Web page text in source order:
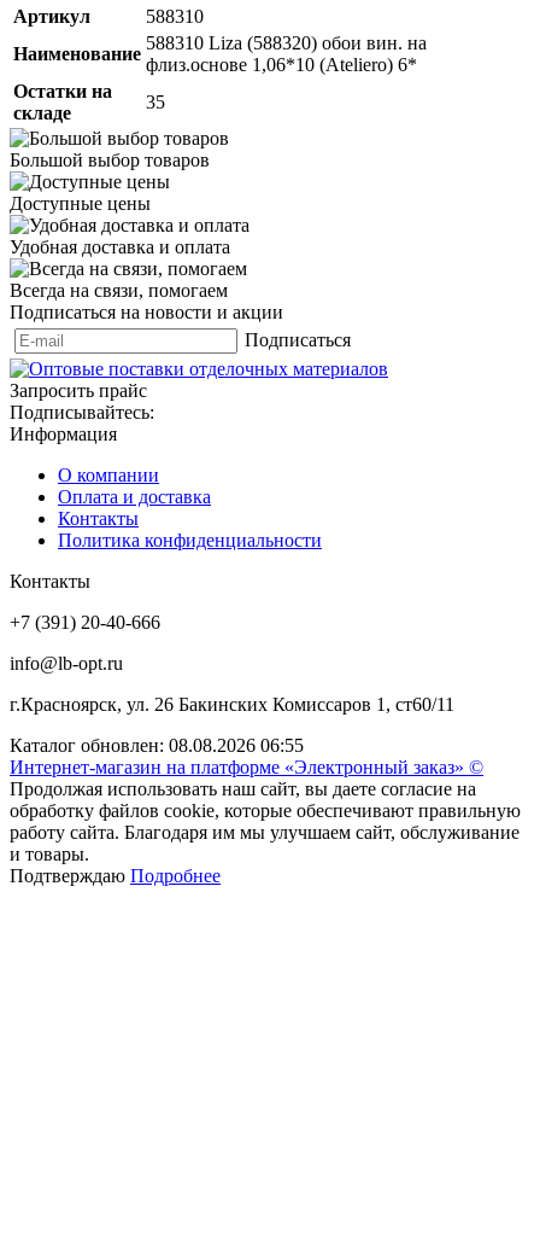
Артикул
588310
Наименование
588310 Liza (588320) обои вин. на
флиз.основе 1,06*10 (Ateliero) 6*
Остатки на
складе
35
Большой выбор товаров
Доступные цены
Удобная доставка и оплата
Всегда на связи, помогаем
Подписаться на новости и акции
Подписаться
Запросить прайс
Подписывайтесь:
Информация
О компании
Оплата и доставка
Контакты
Политика конфиденциальности
Контакты
+7 (391) 20-40-666
info@lb-opt.ru
г.Красноярск, ул. 26 Бакинских Комиссаров 1, ст60/11
Каталог обновлен: 08.08.2026 06:55
Интернет-магазин на платформе «Электронный заказ» ©
Продолжая использовать наш сайт, вы даете согласие на
обработку файлов cookie, которые обеспечивают правильную
работу сайта. Благодаря им мы улучшаем сайт, обслуживание
и товары.
Подтверждаю Подробнее